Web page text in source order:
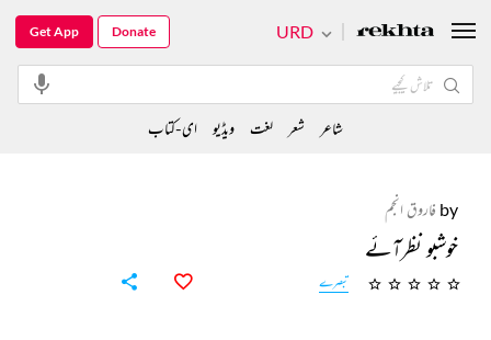
by فاروق انجم
خوشبو نظرآئے
تبصرے
URD
Get App Donate
شاعر شعر لغت ویڈیو ای-کتاب